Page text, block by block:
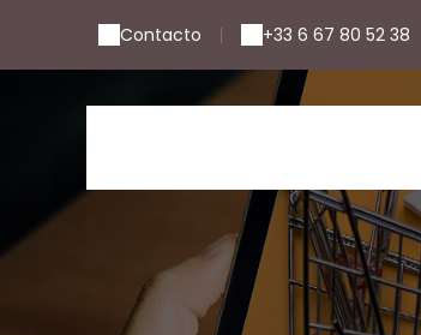
Contacto +33 6 67 80 52 38